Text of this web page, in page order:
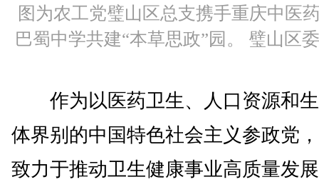
图为农工党璧山区总支携手重庆中医
巴蜀中学共建“本草思政”园。 璧山区
作为以医药卫生、人口资源和生
体界别的中国特色社会主义参政党
致力于推动卫生健康事业高质量发